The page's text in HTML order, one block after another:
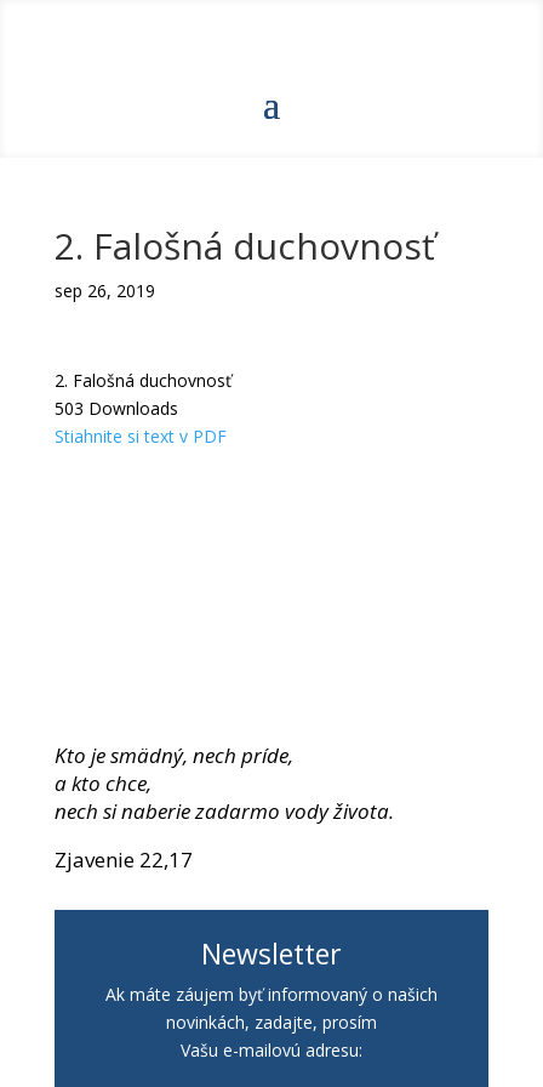
2. Falošná duchovnosť
sep 26, 2019
2. Falošná duchovnosť
503 Downloads
Stiahnite si text v PDF
Kto je smädný, nech príde,
a kto chce,
nech si naberie zadarmo vody života.
Zjavenie 22,17
Newsletter
Ak máte záujem byť informovaný o našich
novinkách, zadajte, prosím
Vašu e-mailovú adresu: